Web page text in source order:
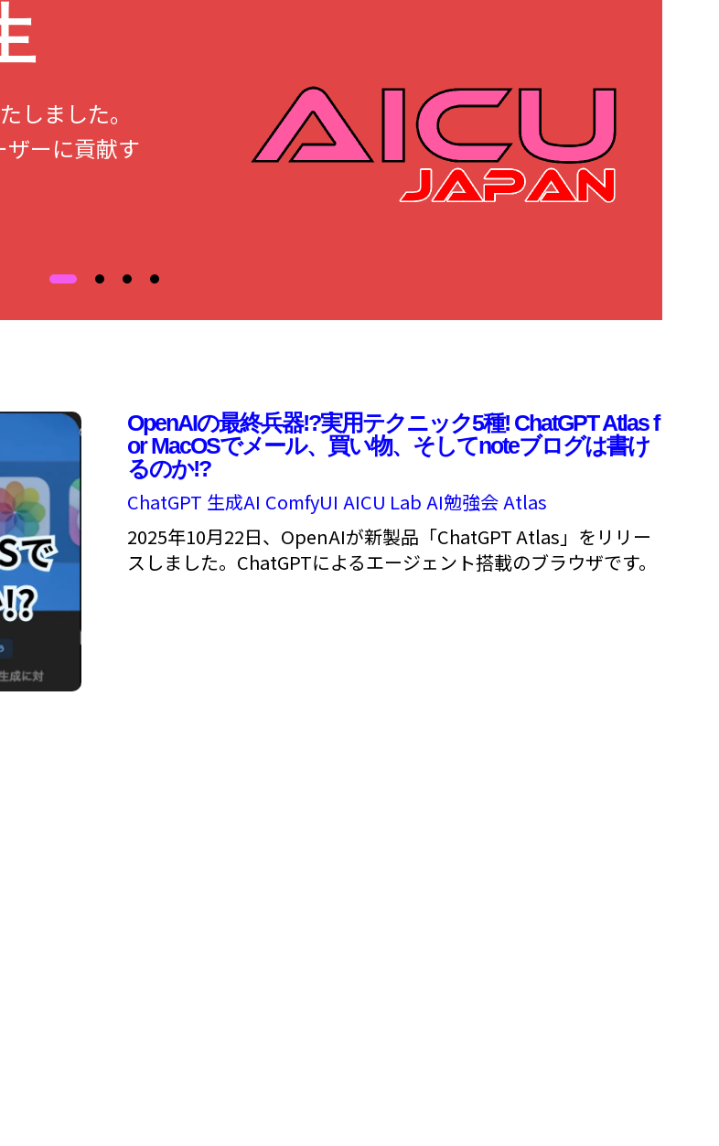
しました。
ーに貢献す
OpenAIの最終兵器!?実用テクニック5種! ChatGPT Atlas f
or MacOSでメール、買い物、そしてnoteブログは書け
るのか!?
ChatGPT 生成AI ComfyUI AICU Lab AI勉強会Atlas
2025年10月22日、OpenAIが新製品「ChatGPT Atlas」をリリー
スしました。ChatGPTによるエージェント搭載のブラウザです。